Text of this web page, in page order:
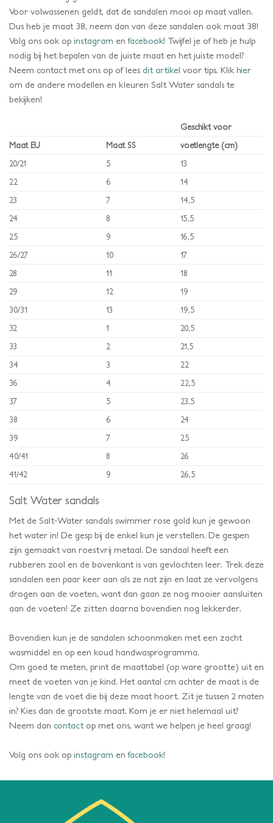
Voor volwassenen geldt, dat de sandalen mooi op maat vallen.
Dus heb je maat 38, neem dan van deze sandalen ook maat 38!
Volg ons ook op instagram enfacebook! Twijfel je of heb je hulp
nodig bij het bepalen van de juiste maat en het juiste model?
Neem contact met ons op of lees dit artikel voor tips. Klik hier
om de andere modellen en kleuren Salt Water sandals te
bekijken!
Geschikt voor
Maat EU
Maat SS
voetlengte (cm)
20/21
5
13
22
6
14
23
7
14,5
24
8
15,5
25
9
16,5
26/27
10
17
28
11
18
29
12
19
30/31
13
19,5
32
1
20,5
33
2
21,5
34
3
22
36
4
22,5
37
5
23,5
38
6
24
39
7
25
40/41
8
26
41/42
9 26,5
Salt Water sandals
Met de Salt-Water sandals swimmer rose gold kun je gewoon
het water in! De gesp bij de enkel kun je verstellen. De gespen
zijn gemaakt van roestvrij metaal. De sandaal heeft een
rubberen zool en de bovenkant is van gevlochten leer. Trek deze
sandalen een paar keer aan als ze nat zijn en laat ze vervolgens
drogen aan de voeten, want dan gaan ze nog mooier aansluiten
aan de voeten! Ze zitten daarna bovendien nog lekkerder.
Bovendien kun je de sandalen schoonmaken met een zacht
wasmiddel en op een koud handwasprogramma.
Om goed te meten, print de maattabel (op ware grootte) uit en
meet de voeten van je kind. Het aantal cm achter de maat is de
lengte van de voet die bij deze maat hoort. Zit je tussen 2 maten
in? Kies dan de grootste maat. Kom je er niet helemaal uit?
Neem dan contact op met ons, want we helpen je heel graag!
Volg ons ook op instagram enfacebook!